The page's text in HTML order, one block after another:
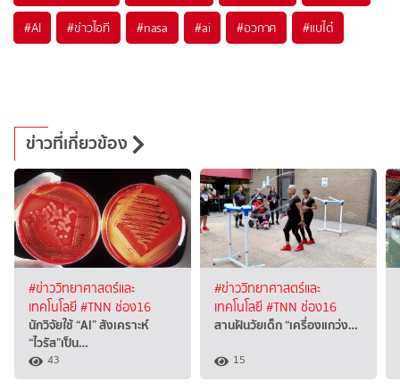
#AI #ข่าวไอที #nasa #ai #อวกาศ #แบไต๋
ข่าวที่เกี่ยวข้อง
#ข่าววิทยาศาสตร์และ
เทคโนโลยี#TNN ช่อง16
นักวิจัยใช้ “AI” สังเคราะห์
“ไวรัส”เป็น…
43
#ข่าววิทยาศาสตร์และ
เทคโนโลยี#TNN ช่อง16
สานฝันวัยเด็ก “เครื่องแกว่ง…
15